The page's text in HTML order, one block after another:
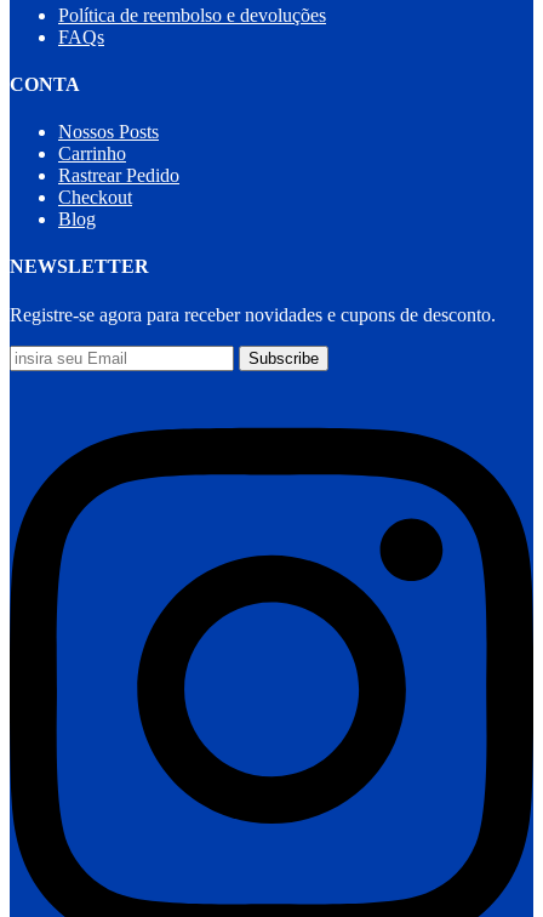
Política de reembolso e devoluções
FAQs
CONTA
Nossos Posts
Carrinho
Rastrear Pedido
Checkout
Blog
NEWSLETTER
Registre-se agora para receber novidades e cupons de desconto.